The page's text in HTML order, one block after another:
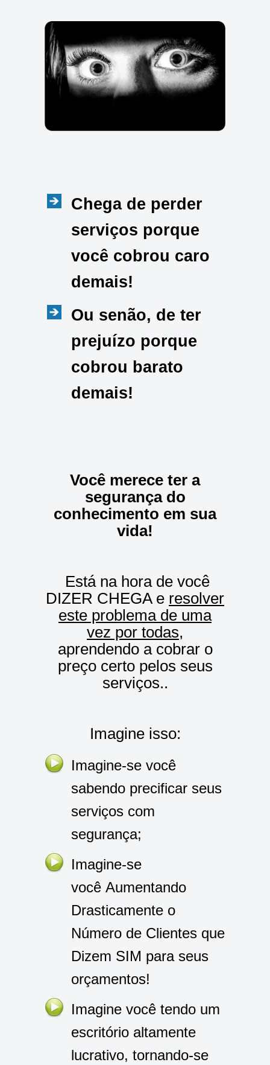
Chega de perder
serviços porque
você cobrou caro
demais!
Ou senão, de ter
prejuízo porque
cobrou barato
demais!
Você merece ter a
segurança do
conhecimento em sua
vida!
Está na hora de você
DIZER CHEGA e resolver
este problema de uma
vez por todas,
aprendendo a cobrar o
preço certo pelos seus
serviços..
Imagine isso:
Imagine-se você
sabendo precificar seus
serviços com
segurança;
Imagine-se
você Aumentando
Drasticamente o
Número de Clientes que
Dizem SIM para seus
orçamentos!
Imagine você tendo um
escritório altamente
lucrativo, tornando-se